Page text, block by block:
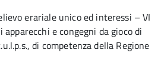
erariale unico ed interessi – VI
e congegni da gioco di
di competenza della Regione